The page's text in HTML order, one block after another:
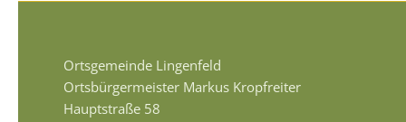
Ortsgemeinde Lingenfeld
Ortsbürgermeister Markus Kropfreiter
Hauptstraße 58